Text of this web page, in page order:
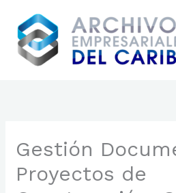
contenido
Gestión
Proyectos de